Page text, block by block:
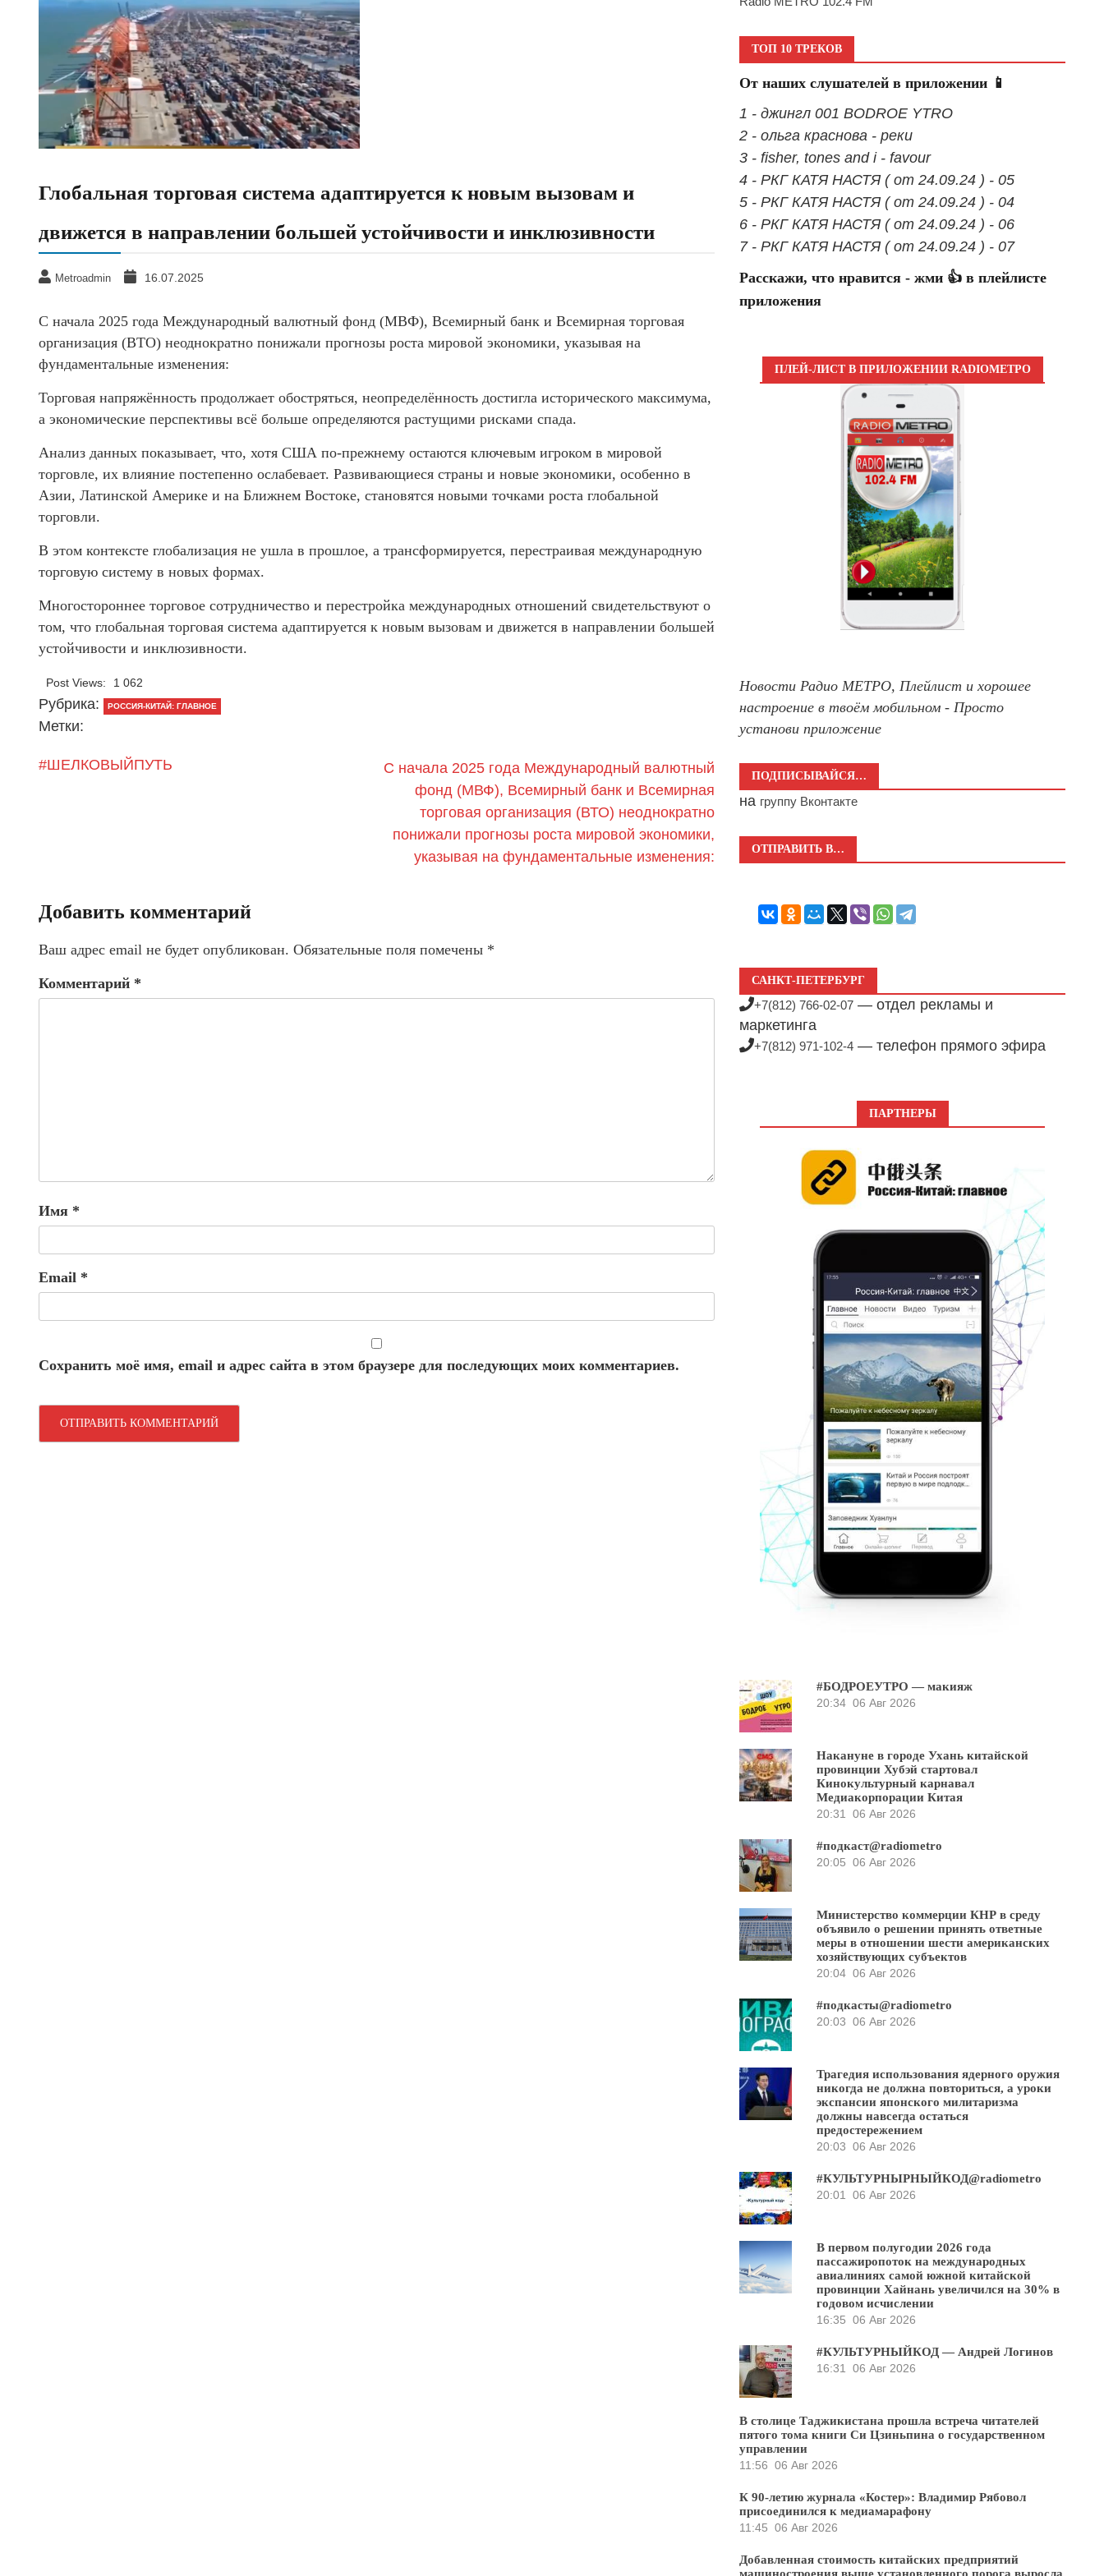
Глобальная торговая система адаптируется к новым вызовам и
движется в направлении большей устойчивости и инклюзивности
Metroadmin 16.07.2025
С начала 2025 года Международный валютный фонд (МВФ), Всемирный банк и Всемирная торговая
организация (ВТО) неоднократно понижали прогнозы роста мировой экономики, указывая на
фундаментальные изменения:
Торговая напряжённость продолжает обостряться, неопределённость достигла исторического максимума,
а экономические перспективы всё больше определяются растущими рисками спада.
Анализ данных показывает, что, хотя США по-прежнему остаются ключевым игроком в мировой
торговле, их влияние постепенно ослабевает. Развивающиеся страны и новые экономики, особенно в
Азии, Латинской Америке и на Ближнем Востоке, становятся новыми точками роста глобальной
торговли.
В этом контексте глобализация не ушла в прошлое, а трансформируется, перестраивая международную
торговую систему в новых формах.
Многостороннее торговое сотрудничество и перестройка международных отношений свидетельствуют о
том, что глобальная торговая система адаптируется к новым вызовам и движется в направлении большей
устойчивости и инклюзивности.
Post Views: 1 062
Рубрика: РОССИЯ-КИТАЙ: ГЛАВНОЕ
Метки:
#ШЕЛКОВЫЙПУТЬ
С начала 2025 года Международный валютный
фонд (МВФ), Всемирный банк и Всемирная
торговая организация (ВТО) неоднократно
понижали прогнозы роста мировой экономики,
указывая на фундаментальные изменения:
Добавить комментарий
Ваш адрес email не будет опубликован. Обязательные поля помечены *
Комментарий *
Имя *
Email *
Сохранить моё имя, email и адрес сайта в этом браузере для последующих моих комментариев.
ТОП 10 ТРЕКОВ
От наших слушателей в приложении 📱
1 - джингл 001 BODROE YTRO
2 - ольга краснова - реки
3 - fisher, tones and i - favour
4 - РКГ КАТЯ НАСТЯ ( от 24.09.24 ) - 05
5 - РКГ КАТЯ НАСТЯ ( от 24.09.24 ) - 04
6 - РКГ КАТЯ НАСТЯ ( от 24.09.24 ) - 06
7 - РКГ КАТЯ НАСТЯ ( от 24.09.24 ) - 07
Расскажи, что нравится - жми 👍 в плейлисте
приложения
ПЛЕЙ-ЛИСТ В ПРИЛОЖЕНИИ RADIOМЕТРО
Новости Радио МЕТРО, Плейлист и хорошее
настроение в твоём мобильном - Просто
установи приложение
ПОДПИСЫВАЙСЯ…
на группу Вконтакте
ОТПРАВИТЬ В…
САНКТ-ПЕТЕРБУРГ
+7(812) 766-02-07 — отдел рекламы и
маркетинга
+7(812) 971-102-4 — телефон прямого эфира
ПАРТНЕРЫ
#БОДРОЕУТРО — макияж
20:34 06 Авг 2026
Накануне в городе Ухань китайской
провинции Хубэй стартовал
Кинокультурный карнавал
Медиакорпорации Китая
20:31
06 Авг 2026
#подкаст@radiometro
20:05 06 Авг 2026
Министерство коммерции КНР в среду
объявило о решении принять ответные
меры в отношении шести американских
хозяйствующих субъектов
20:04 06 Авг 2026
#подкасты@radiometro
20:03 06 Авг 2026
Трагедия использования ядерного оружия
никогда не должна повториться, а уроки
экспансии японского милитаризма
должны навсегда остаться
предостережением
20:03 06 Авг 2026
#КУЛЬТУРНЫРНЫЙКОД@radiometro
20:01
06 Авг 2026
В первом полугодии 2026 года
пассажиропоток на международных
авиалиниях самой южной китайской
провинции Хайнань увеличился на 30% в
годовом исчислении
16:35 06 Авг 2026
#КУЛЬТУРНЫЙКОД — Андрей Логинов
16:31
06 Авг 2026
В столице Таджикистана прошла встреча читателей
пятого тома книги Си Цзиньпина о государственном
управлении
11:56 06 Авг 2026
К 90-летию журнала «Костер»: Владимир Рябовол
присоединился к медиамарафону
11:45 06 Авг 2026
Добавленная стоимость китайских предприятий
машиностроения выше установленного порога выросла